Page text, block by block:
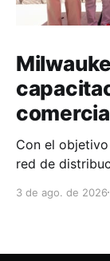
Con el
red de
técnico,
3 de ago. de 2026